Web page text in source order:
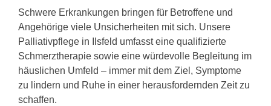
Schwere Erkrankungen bringen für Betroffene und
Angehörige viele Unsicherheiten mit sich. Unsere
Palliativpflege in Ilsfeld umfasst eine qualifizierte
Schmerztherapie sowie eine würdevolle Begleitung im
häuslichen Umfeld – immer mit dem Ziel, Symptome
zu lindern und Ruhe in einer herausfordernden Zeit zu
schaffen.